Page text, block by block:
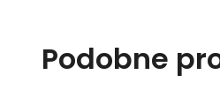
Podobne